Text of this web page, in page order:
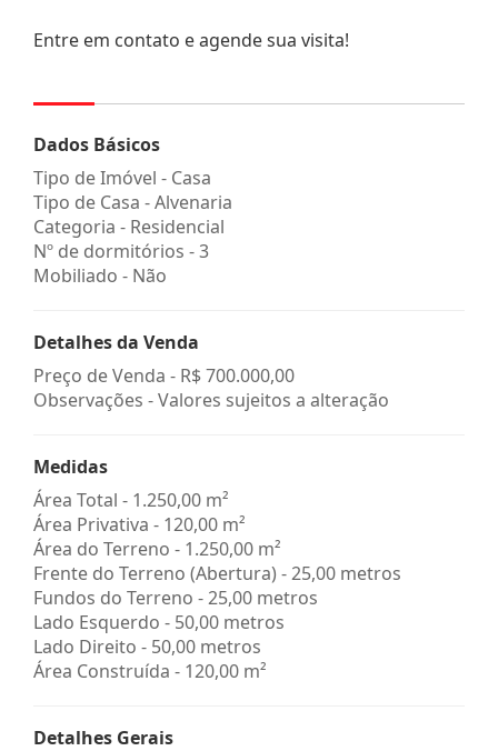
Entre em contato e agende sua visita!
Dados Básicos
Tipo de Imóvel - Casa
Tipo de Casa - Alvenaria
Categoria - Residencial
Nº de dormitórios - 3
Mobiliado - Não
Detalhes da Venda
Preço de Venda - R$ 700.000,00
Observações - Valores sujeitos a alteração
Medidas
Área Total - 1.250,00 m²
Área Privativa - 120,00 m²
Área do Terreno - 1.250,00 m²
Frente do Terreno (Abertura) - 25,00 metros
Fundos do Terreno - 25,00 metros
Lado Esquerdo - 50,00 metros
Lado Direito - 50,00 metros
Área Construída - 120,00 m²
Detalhes Gerais